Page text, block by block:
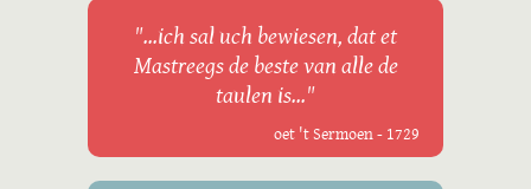
"...ich sal uch bewiesen, dat et
Mastreegs de beste van alle de
taulen is..."
oet 't Sermoen - 1729